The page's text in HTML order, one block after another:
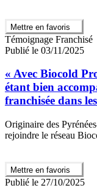
Mettre en favoris
Témoignage Franchisé
Publié le 03/11/2025
« Avec Biocold
étant bien
franchisée dans
Originaire des
rejoindre le réseau
Mettre en favoris
Publié le 27/10/2025